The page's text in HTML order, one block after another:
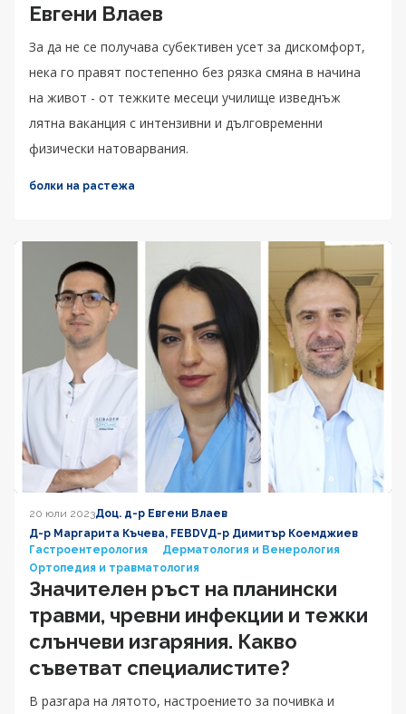
Евгени Влаев
За да не се получава субективен усет за дискомфорт,
нека го правят постепенно без рязка смяна в начина
на живот - от тежките месеци училище изведнъж
лятна ваканция с интензивни и дълговременни
физически натоварвания.
болки на растежа
20 юли 2023Доц. д-р Евгени Влаев
Д-р Маргарита Къчева, FEBDVД-р Димитър Коемджиев
Гастроентерология
Дерматология и Венерология
Ортопедия и травматология
Значителен ръст на планински
травми, чревни инфекции и тежки
слънчеви изгаряния. Какво
съветват специалистите?
В разгара на лятото, настроението за почивка и